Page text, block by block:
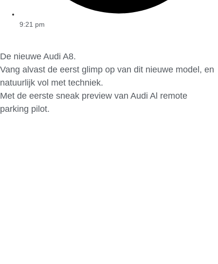
9:21 pm
De nieuwe Audi A8.
Vang alvast de eerst glimp op van dit nieuwe model, en
natuurlijk vol met techniek.
Met de eerste sneak preview van Audi Al remote
parking pilot.